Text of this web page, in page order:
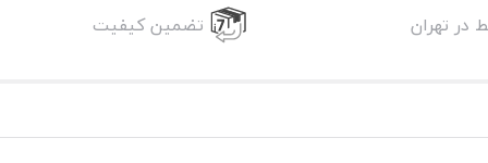
در تهران تضمین کیفیت